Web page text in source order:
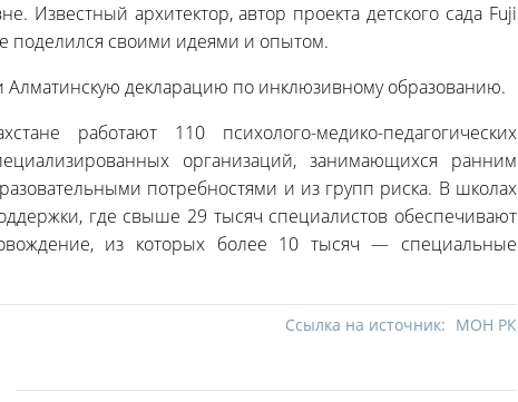
Известный архитектор, автор проекта детского сада Fuji
поделился своими идеями и опытом.
Алматинскую декларацию по инклюзивному образованию.
работают 110 психолого-медико-педагогических
организаций, занимающихся ранним
потребностями и из групп риска. В школах
где свыше 29 тысяч специалистов обеспечивают
из которых более 10 тысяч — специальные
Ссылка на источник: МОН РК